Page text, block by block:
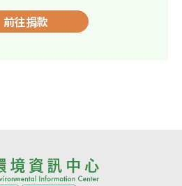
前往捐款